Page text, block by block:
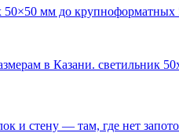
мм до
в Казани. светильник
и стену — там, где нет